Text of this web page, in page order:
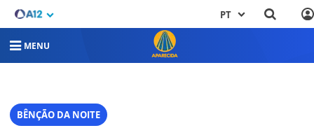
PT
MENU
BÊNÇÃO DA NOITE